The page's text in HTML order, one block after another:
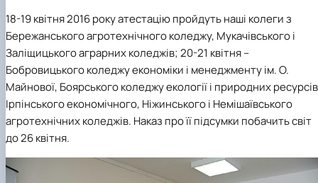
18-19 квітня 2016 року атестацію пройдуть наші колеги з
Бережанського агротехнічного коледжу, Мукачівського і
Заліщицького аграрних коледжів; 20-21 квітня –
Бобровицького коледжу економіки і менеджменту ім. О.
Майнової, Боярського коледжу екології і природних
Ірпінського економічного, Ніжинського і Немішаївського
агротехнічних коледжів. Наказ про її підсумки побачить світ
до 26 квітня.